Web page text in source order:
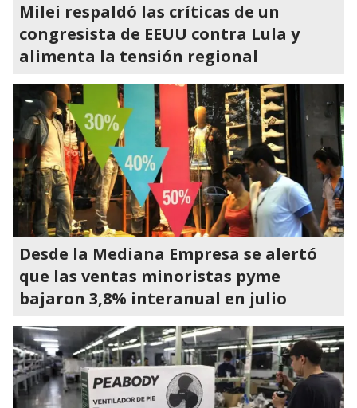
Milei respaldó las críticas de un
congresista de EEUU contra Lula y
alimenta la tensión regional
Desde la Mediana Empresa se alertó
que las ventas minoristas pyme
bajaron 3,8% interanual en julio